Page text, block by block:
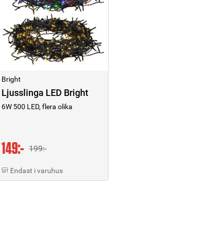
Bright
Ljusslinga LED Bright
6W 500 LED, flera olika
149:- 199:-
Endast i varuhus